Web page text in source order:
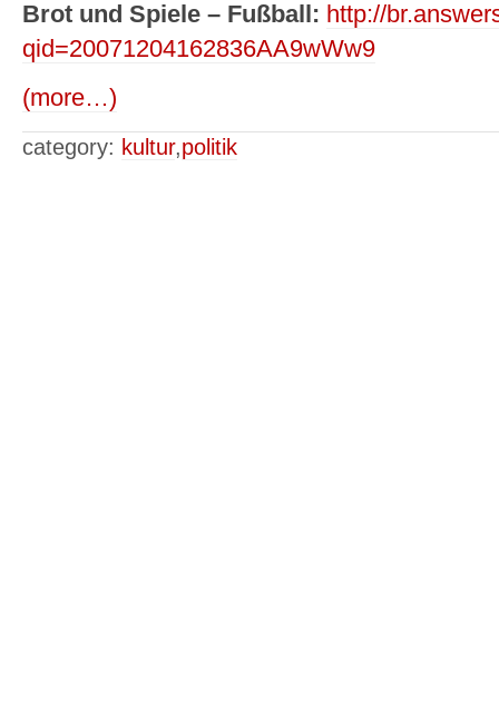
Brot und Spiele – Fußball: http://
qid=20071204162836AA9wWw9
(more…)
category: kultur,politik